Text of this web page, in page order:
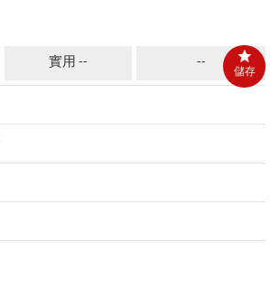
儲存
實用 -- --